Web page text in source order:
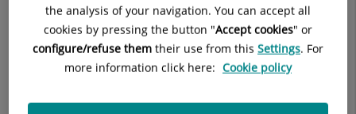
Somos nosotros, todos los profesionales que trabajamos en
Hospital La Luz, quienes nos adaptamos a nuestros pacientes,
ofreciéndole una atención integral y acompañada en todos
sus procesos, destinando los recursos necesarios de la forma
cada momento.
the analysis of your navigation. You can accept all
cookies by pressing the button "Accept cookies" or
configure/refuse them their use from this Settings. For
more information click here: Cookie policy